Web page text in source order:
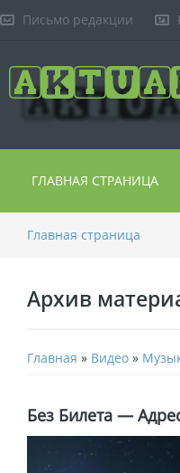
Письмо редакции
ГЛАВНАЯ СТРАНИЦА
Главная страница
Архив
Главная » Видео »
Без Билета —